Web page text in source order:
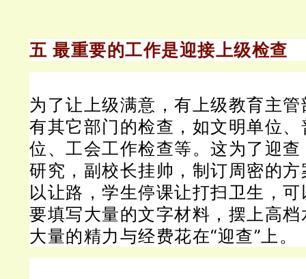
五 最重要的工作是迎接上级检查
为了让上级满意，有上级教育主
有其它部门的检查，如文明单位
位、工会工作检查等。 这为了迎
研究，副校长挂帅，制订周密的
以让路，学生停课让打扫卫生，
要填写大量的文字材料，摆上高
大量的精力与经费花在“迎查”上。